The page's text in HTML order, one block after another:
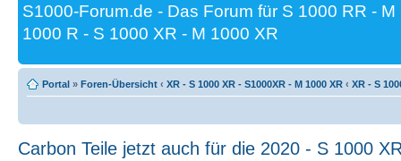
S1000-Forum.de - Das Forum für S 1000 RR -
1000 R - S 1000 XR - M 1000 XR
Portal » Foren-Übersicht ‹ XR - S 1000 XR - S1000XR - M 1000 XR ‹ XR - S
Carbon Teile jetzt auch für die 2020 - S 1000